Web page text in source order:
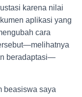
karena nilai
aplikasi yang
cara
beradaptasi—
beasiswa saya